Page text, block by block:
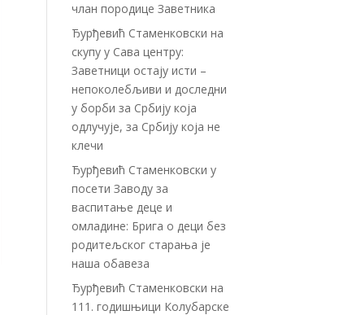
члан породице Заветника
Ђурђевић Стаменковски на
скупу у Сава центру:
Заветници остају исти –
непоколебљиви и доследни
у борби за Србију која
одлучује, за Србију која не
клечи
Ђурђевић Стаменковски у
посети Заводу за
васпитање деце и
омладине: Брига о деци без
родитељског старања је
наша обавеза
Ђурђевић Стаменковски на
111. годишњици Колубарске